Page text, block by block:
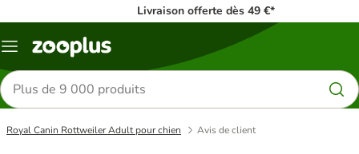
Livraison offerte dès 49 €*
Menu
Rechercher
des
produits
Royal Canin Rottweiler Adult pour chien Avis de client